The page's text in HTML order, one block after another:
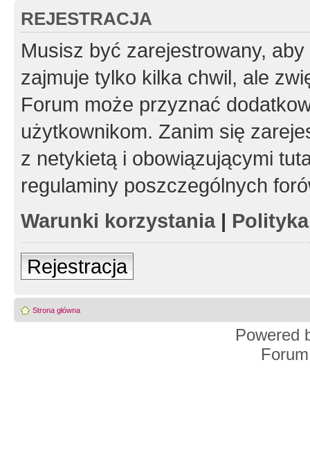
REJESTRACJA
Musisz być zarejestrowany,
zajmuje tylko kilka chwil, ale
Forum może przyznać
użytkownikom. Zanim się
z netykietą i obowiązującymi
regulaminy poszczególnych
Warunki korzystania|
Rejestracja
Strona główna
Powered